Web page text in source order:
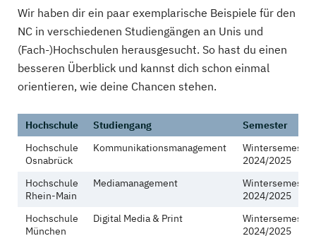
Wir haben dir ein paar exemplarische Beispiele für den
NC in verschiedenen Studiengängen an Unis und
(Fach-)Hochschulen herausgesucht. So hast du einen
besseren Überblick und kannst dich schon einmal
orientieren, wie deine Chancen stehen.
Hochschule Studiengang
Semester
Hochschule
Osnabrück
Kommunikationsmanagement
Wintersemester
2024/2025
Hochschule
Rhein-Main
Mediamanagement
Wintersemester
2024/2025
Hochschule
München
Digital Media & Print
Wintersemester
2024/2025